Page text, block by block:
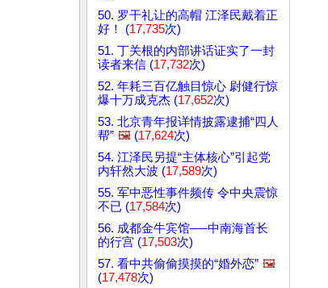
50. 罗干礼让的高帽 江泽民戴着正
好！ (17,735次)
51. 丁关根的内部讲话证实了一封
读者来信 (17,732次)
52. 年耗三百亿触目惊心 尉健行惊
爆十万成克杰 (17,652次)
53. 北京青年报详情披露逮捕“四人
帮” 🖼️ (17,624次)
54. 江泽民另提“主体核心”引起党
内轩然大波 (17,589次)
55. 军中恶性事件频传 令中央震惊
不已 (17,584次)
56. 成都金牛宾馆──中南海首长
的行宫 (17,503次)
57. 看中共偷偷摸摸的“婚外恋” 🖼️
(17,478次)